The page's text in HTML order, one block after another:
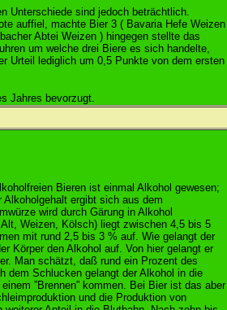
Unterschiede sind jedoch beträchtlich.
auffiel, machte Bier 3 ( Bavaria Hefe Weizen
Abtei Weizen ) hingegen stellte das
um welche drei Biere es sich handelte,
Urteil lediglich um 0,5 Punkte von dem ersten
Jahres bevorzugt.
Bieren ist einmal Alkohol gewesen;
ergibt sich aus dem
wird durch Gärung in Alkohol
Weizen, Kölsch) liegt zwischen 4,5 bis 5
mit rund 2,5 bis 3 % auf. Wie gelangt der
Körper den Alkohol auf. Von hier gelangt er
Man schätzt, daß rund ein Prozent des
dem Schlucken gelangt der Alkohol in die
”Brennen” kommen. Bei Bier ist das aber
und die Produktion von